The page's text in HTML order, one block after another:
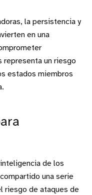
la persistencia y
en una
representa un riesgo
estados miembros
de los
una serie
riesgo de ataques de